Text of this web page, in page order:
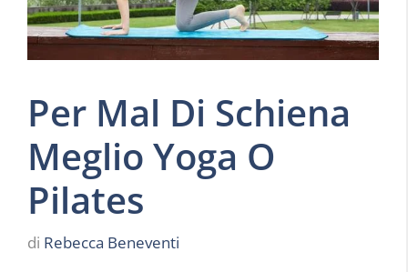
Per Mal Di Schiena
Meglio Yoga O
Pilates
di Rebecca Beneventi